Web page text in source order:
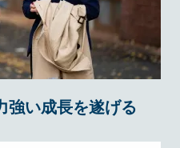
強い成長を遂げる